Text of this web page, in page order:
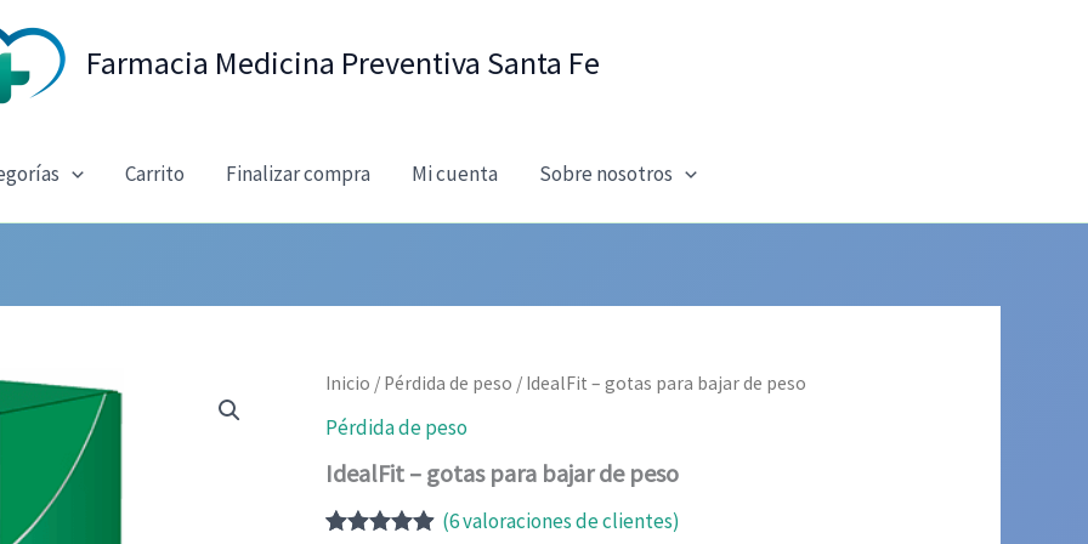
Farmacia Medicina Preventiva Santa Fe
Carrito Finalizar compra Mi cuenta Sobre nosotros
Inicio / Pérdida de peso / IdealFit – gotas para bajar de peso
Pérdida de peso
IdealFit – gotas para bajar de peso
(6valoraciones de clientes)